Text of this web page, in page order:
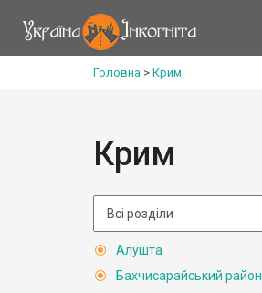
Головна > Крим
Крим
Алушта
Бахчисарайський район